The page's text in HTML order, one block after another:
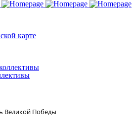
карте
Великой Победы